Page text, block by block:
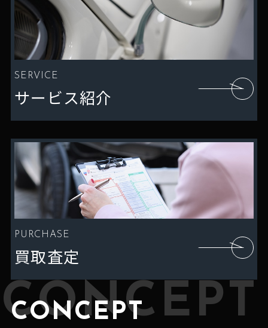
SERVICE
サービス紹介
PURCHASE
買取査定
CONCEPT
CONCEPT